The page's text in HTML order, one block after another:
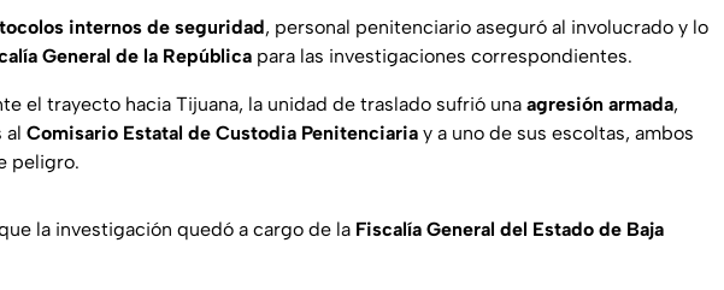
internos de seguridad, personal penitenciario aseguró al involucrado y lo
General de la República para las investigaciones correspondientes.
el trayecto hacia Tijuana, la unidad de traslado sufrió una agresión armada,
al Comisario Estatal de Custodia Penitenciaria y a uno de sus escoltas, ambos
peligro.
la investigación quedó a cargo de la Fiscalía General del Estado de Baja